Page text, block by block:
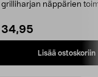
grilliharjan näppärien
34,95
Lisää ostoskoriin